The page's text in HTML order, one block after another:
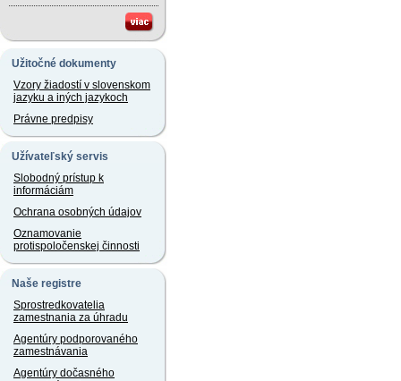
Užitočné dokumenty
Vzory žiadostí v slovenskom
jazyku a iných jazykoch
Právne predpisy
Užívateľský servis
Slobodný prístup k
informáciám
Ochrana osobných údajov
Oznamovanie
protispoločenskej činnosti
Naše registre
Sprostredkovatelia
zamestnania za úhradu
Agentúry podporovaného
zamestnávania
Agentúry dočasného